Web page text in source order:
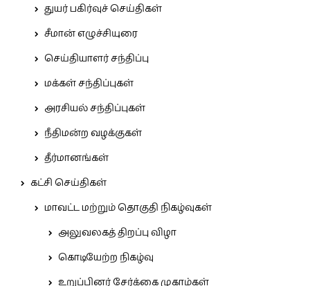
துயர் பகிர்வுச் செய்திகள்
சீமான் எழுச்சியுரை
செய்தியாளர் சந்திப்பு
மக்கள் சந்திப்புகள்
அரசியல் சந்திப்புகள்
நீதிமன்ற வழக்குகள்
தீர்மானங்கள்
கட்சி செய்திகள்
மாவட்ட மற்றும் தொகுதி நிகழ்வுகள்
அலுவலகத் திறப்பு விழா
கொடியேற்ற நிகழ்வு
உறுப்பினர் சேர்க்கை முகாம்கள்